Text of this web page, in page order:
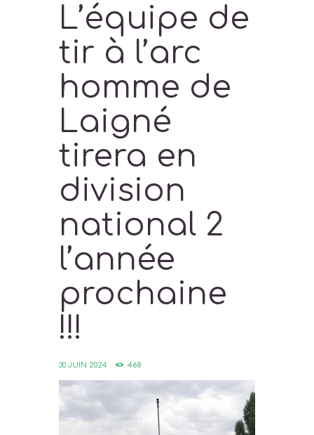
L’équipe de
tir à l’arc
homme de
Laigné
tirera en
division
national 2
l’année
prochaine
!!!
30 JUIN 2024 468